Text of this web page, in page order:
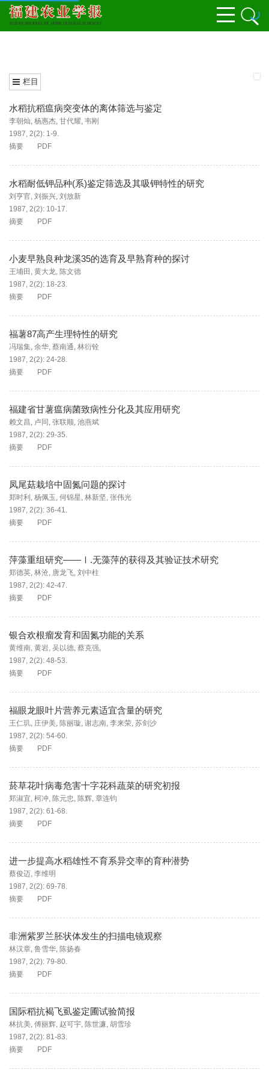
栏目
水稻抗稻瘟病突变体的离体筛选与鉴定
李朝灿, 杨惠杰, 甘代耀, 韦刚
1987, 2(2): 1-9.
摘要
PDF
水稻耐低钾品种(系)鉴定筛选及其吸钾特性的研究
刘亨官, 刘振兴, 刘放新
1987, 2(2): 10-17.
摘要
PDF
小麦早熟良种龙溪35的选育及早熟育种的探讨
王埔田 , 黄大龙, 陈文德
1987, 2(2): 18-23.
摘要
PDF
福薯87高产生理特性的研究
冯瑞集, 余华, 蔡南通, 林衍铨
1987, 2(2): 24-28.
摘要
PDF
福建省甘薯瘟病菌致病性分化及其应用研究
赖文昌, 卢同 , 张联顺, 池燕斌
1987, 2(2): 29-35.
摘要
PDF
凤尾菇栽培中固氮问题的探讨
郑时利 , 杨佩玉, 何锦星, 林新坚, 张伟光
1987, 2(2): 36-41.
摘要
PDF
萍藻重组研究——Ⅰ.无藻萍的获得及其验证技术研究
郑德英, 林沧, 唐龙飞, 刘中柱
1987, 2(2): 42-47.
摘要
PDF
银合欢根瘤发育和固氮功能的关系
黄维南, 黄岩, 吴以德, 蔡克强,
1987, 2(2): 48-53.
摘要
PDF
福眼龙眼叶片营养元素适宜含量的研究
王仁玑, 庄伊美, 陈丽璇, 谢志南, 李来荣, 苏剑沙
1987, 2(2): 54-60.
摘要
PDF
菸草花叶病毒危害十字花科蔬菜的研究初报
郑淑宜, 柯冲, 陈元忠, 陈辉, 章连钧
1987, 2(2): 61-68.
摘要
PDF
进一步提高水稻雄性不育系异交率的育种潜势
蔡俊迈, 李维明
1987, 2(2): 69-78.
摘要
PDF
非洲紫罗兰胚状体发生的扫描电镜观察
林汉章, 鲁雪华, 陈扬春
1987, 2(2): 79-80.
摘要
PDF
国际稻抗褐飞虱鉴定圃试验简报
林抗美, 傅丽辉, 赵可宇, 陈世濂, 胡雪珍
1987, 2(2): 81-83.
摘要
PDF